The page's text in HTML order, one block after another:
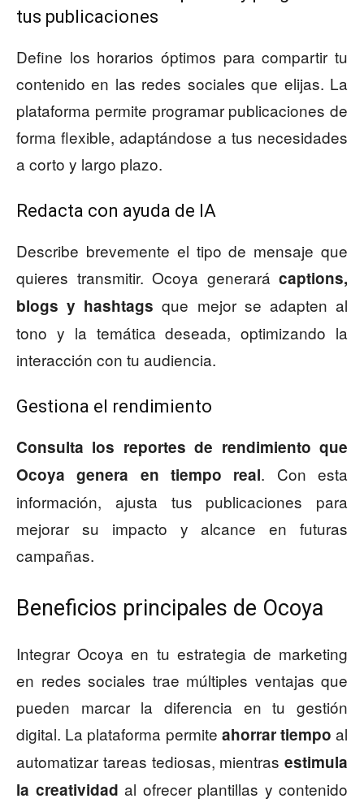
tus publicaciones
Define los horarios óptimos para compartir tu
contenido en las redes sociales que elijas. La
plataforma permite programar publicaciones de
forma flexible, adaptándose a tus necesidades
a corto y largo plazo.
Redacta con ayuda de IA
Describe brevemente el tipo de mensaje que
quieres transmitir. Ocoya generará captions,
blogs y hashtags que mejor se adapten al
tono y la temática deseada, optimizando la
interacción con tu audiencia.
Gestiona el rendimiento
Consulta los reportes de rendimiento que
Ocoya genera en tiempo real. Con esta
información, ajusta tus publicaciones para
mejorar su impacto y alcance en futuras
campañas.
Beneficios principales de Ocoya
Integrar Ocoya en tu estrategia de marketing
en redes sociales trae múltiples ventajas que
pueden marcar la diferencia en tu gestión
digital. La plataforma permite ahorrar tiempo al
automatizar tareas tediosas, mientras estimula
la creatividad al ofrecer plantillas y contenido